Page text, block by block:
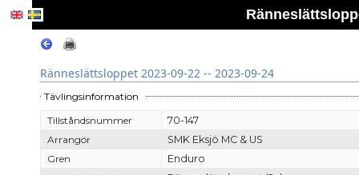
Ränneslättsloppet 2023-09-22 -- 2023-09-24
Tävlingsinformation
Tillståndsnummer
70-147
Arrangör
SMK Eksjö MC & US
Gren
Enduro